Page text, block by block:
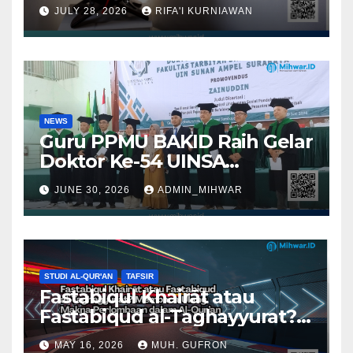
Al-Qur’an Perspektif
Muhammad Salim Abu Asi
JULY 28, 2026 RIFA'I KURNIAWAN
NEWS
Guru PPMU BAKID Raih Gelar
Doktor Ke-54 UINSA
Surabaya
JUNE 30, 2026 ADMIN_MIHWAR
STUDI AL-QUR'AN TAFSIR
Fastabiqul Khairāt atau
Fastabiqud al-Taghayyurat?
Membaca Ulang Makna
MAY 16, 2026 MUH. GUFRON